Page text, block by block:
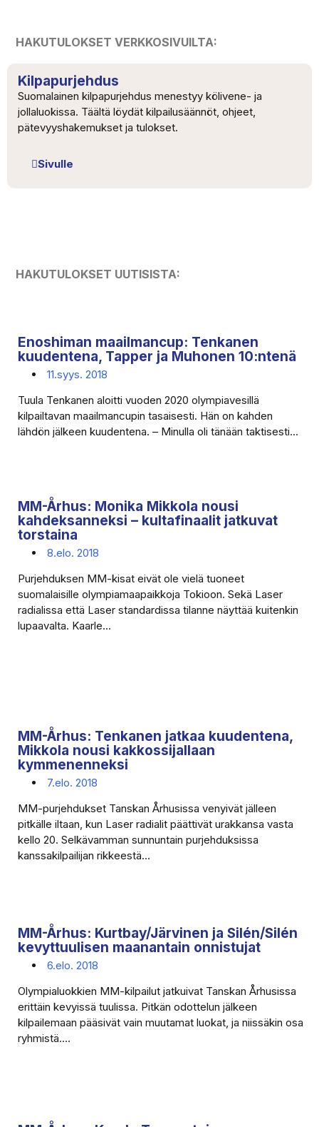
HAKUTULOKSET VERKKOSIVUILTA:
Kilpapurjehdus
Suomalainen kilpapurjehdus menestyy kölivene- ja
jollaluokissa. Täältä löydät kilpailusäännöt, ohjeet,
pätevyyshakemukset ja tulokset.
Sivulle
HAKUTULOKSET UUTISISTA:
Enoshiman maailmancup: Tenkanen
kuudentena, Tapper ja Muhonen 10:ntenä
11.syys. 2018
Tuula Tenkanen aloitti vuoden 2020 olympiavesillä
kilpailtavan maailmancupin tasaisesti. Hän on kahden
lähdön jälkeen kuudentena. – Minulla oli tänään taktisesti...
MM-Århus: Monika Mikkola nousi
kahdeksanneksi – kultafinaalit jatkuvat
torstaina
8.elo. 2018
Purjehduksen MM-kisat eivät ole vielä tuoneet
suomalaisille olympiamaapaikkoja Tokioon. Sekä Laser
radialissa että Laser standardissa tilanne näyttää kuitenkin
lupaavalta. Kaarle...
MM-Århus: Tenkanen jatkaa kuudentena,
Mikkola nousi kakkossijallaan
kymmenenneksi
7.elo. 2018
MM-purjehdukset Tanskan Århusissa venyivät jälleen
pitkälle iltaan, kun Laser radialit päättivät urakkansa vasta
kello 20. Selkävamman sunnuntain purjehduksissa
kanssakilpailijan rikkeestä...
MM-Århus: Kurtbay/Järvinen ja Silén/Silén
kevyttuulisen maanantain onnistujat
6.elo. 2018
Olympialuokkien MM-kilpailut jatkuivat Tanskan Århusissa
erittäin kevyissä tuulissa. Pitkän odottelun jälkeen
kilpailemaan pääsivät vain muutamat luokat, ja niissäkin osa
ryhmistä....